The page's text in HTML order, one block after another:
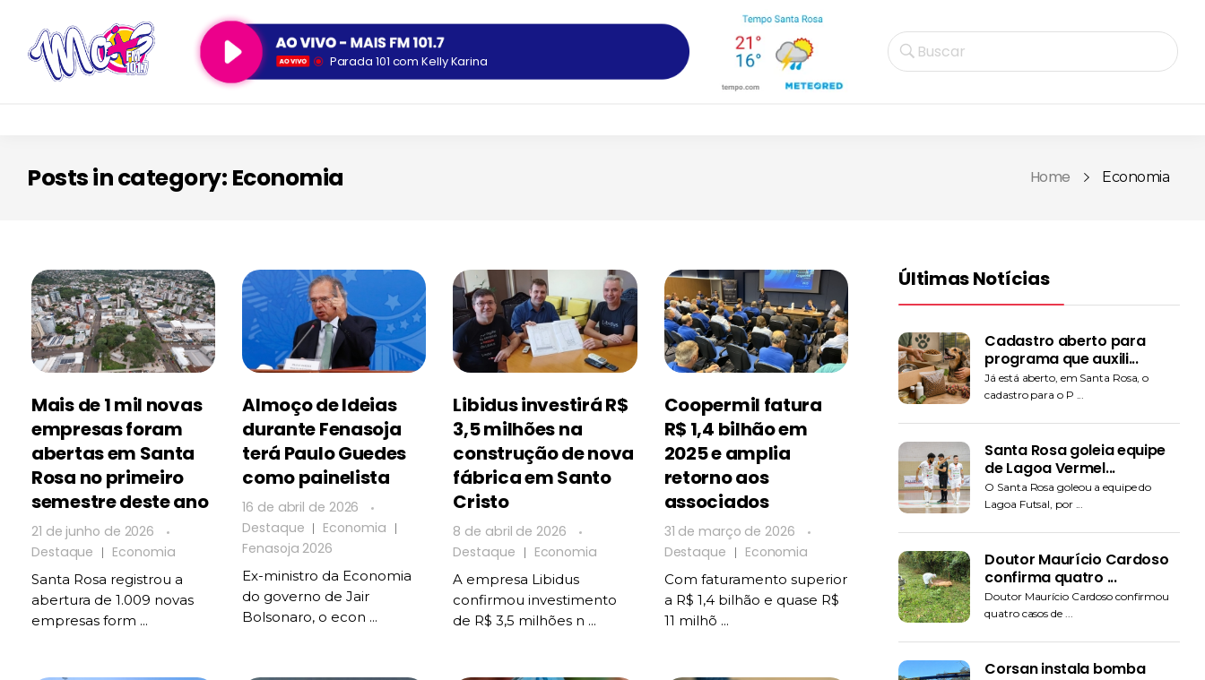
Parada 101 com Kelly Karina Buscar
Home Economia
Posts in category: Economia
Mais de 1 mil novas
empresas foram
abertas em Santa
Rosa no primeiro
semestre deste ano
21 de junho de 2026
Destaque
Economia
Santa Rosa registrou a
abertura de 1.009 novas
empresas form ...
Almoço de Ideias
durante Fenasoja
terá Paulo Guedes
como painelista
16 de abril de 2026
Destaque
Economia
Fenasoja 2026
Ex-ministro da Economia
do governo de Jair
Bolsonaro, o econ ...
Libidus investirá R$
3,5 milhões na
construção de nova
fábrica em Santo
Cristo
8 de abril de 2026
Destaque
Economia
A empresa Libidus
confirmou investimento
de R$ 3,5 milhões n ...
Coopermil fatura
R$ 1,4 bilhão em
2025 e amplia
retorno aos
associados
31 de março de 2026
Destaque
Economia
Com faturamento superior
a R$ 1,4 bilhão e quase R$
11 milhõ ...
Últimas Notícias
Cadastro aberto para
programa que auxili...
Já está aberto, em Santa Rosa, o
cadastro para o P ...
Santa Rosa goleia equipe
de Lagoa Vermel...
O Santa Rosa goleou a equipe do
Lagoa Futsal, por ...
Doutor Maurício Cardoso
confirma quatro ...
Doutor Maurício Cardoso confirmou
quatro casos de ...
Corsan instala bomba